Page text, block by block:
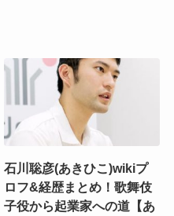
石川聡彦(あきひこ)wikiプ
ロフ&経歴まとめ！歌舞伎
子役から起業家への道【あ